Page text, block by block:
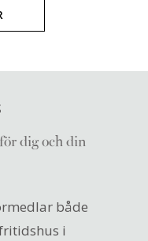
dig och din
både
i